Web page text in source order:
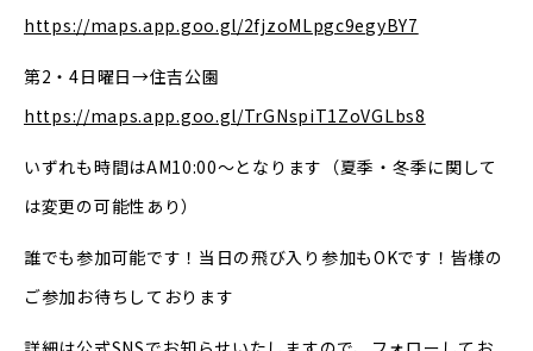
https://maps.app.goo.gl/2fjzoMLpgc9egyBY7
第2・4日曜日→住吉公園
https://maps.app.goo.gl/TrGNspiT1ZoVGLbs8
いずれも時間はAM10:00〜となります（夏季・冬季に関して
は変更の可能性あり）
誰でも参加可能です！当日の飛び入り参加もOKです！皆様の
ご参加お待ちしております